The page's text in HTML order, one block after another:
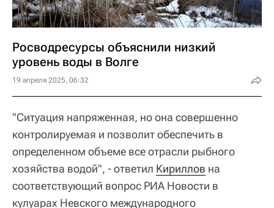
Росводресурсы объяснили низкий
уровень воды в Волге
19 апреля 2025, 06:32
"Ситуация напряженная, но она совершенно
контролируемая и позволит обеспечить в
определенном объеме все отрасли рыбного
хозяйства водой", - ответил Кириллов на
соответствующий вопрос РИА Новости в
кулуарах Невского международного